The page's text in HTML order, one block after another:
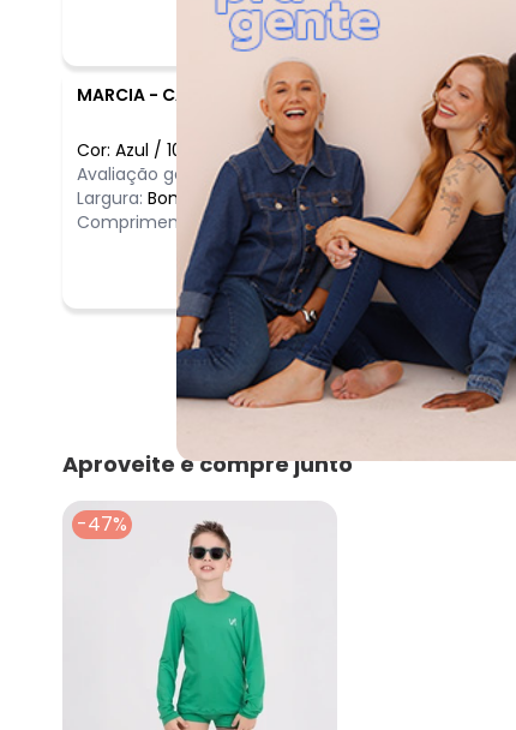
MARCIA - CAXIAS DO SUL - RS
Cor: Azul / 10
Avaliação geral do produto: Ótimo
Largura: Bom
Comprimento: Curto
Aproveite e compre junto
-47%